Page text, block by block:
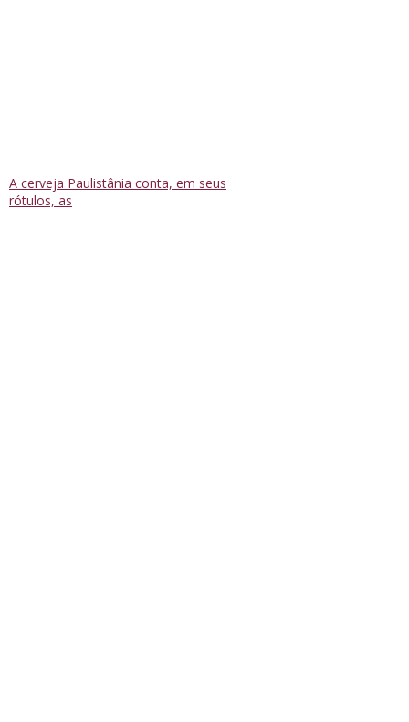
A cerveja Paulistânia conta, em seus
rótulos, as